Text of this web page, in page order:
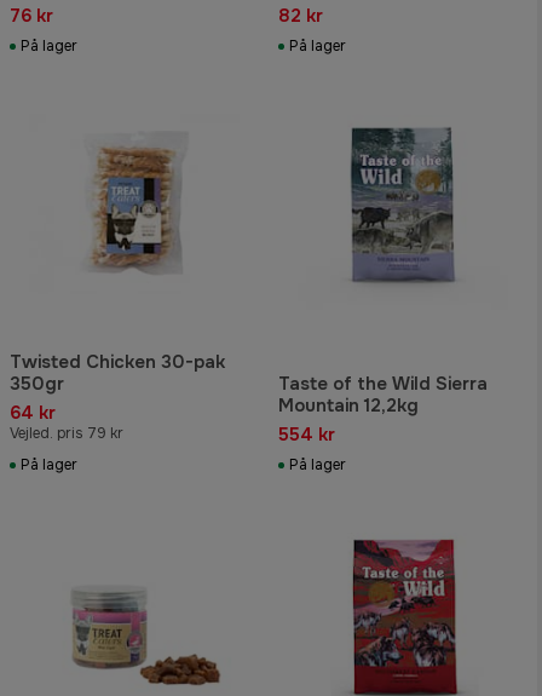
kylling 400 gram
76 kr
På lager
82 kr
På lager
Twisted Chicken 30-pak
350gr
64 kr
Vejled. pris 79 kr
På lager
Taste of the Wild Sierra
Mountain 12,2kg
554 kr
På lager